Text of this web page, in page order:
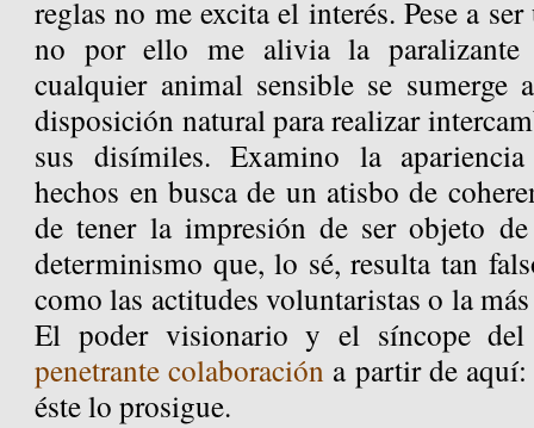
reglas no me excita el interés. Pese a
no por ello me alivia la paralizante
cualquier animal sensible se sumerge
disposición natural para realizar
sus disímiles. Examino la
hechos en busca de un atisbo de
de tener la impresión de ser objeto
determinismo que, lo sé, resulta tan
como las actitudes voluntaristas o la
El poder visionario y el síncope del
penetrante colaboración a partir de
éste lo prosigue.